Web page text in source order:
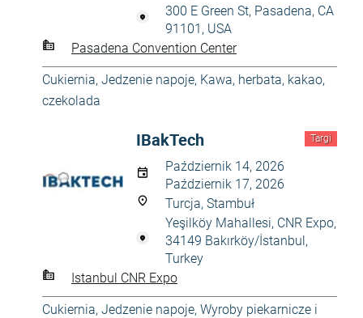
300 E Green St, Pasadena, CA
91101, USA
Pasadena Convention Center
Cukiernia, Jedzenie napoje, Kawa, herbata, kakao,
czekolada
Targi
IBakTech
Październik 14, 2026
Październik 17, 2026
Turcja, Stambuł
Yeşilköy Mahallesi, CNR Expo,
34149 Bakırköy/İstanbul,
Turkey
Istanbul CNR Expo
Cukiernia, Jedzenie napoje, Wyroby piekarnicze i